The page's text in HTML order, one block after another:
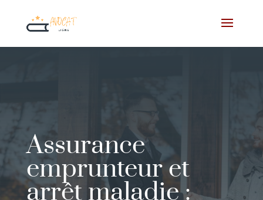
Assurance
emprunteur et
arrêt maladie :